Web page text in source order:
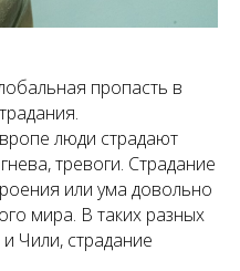
пропасть в
люди страдают
тревоги. Страдание
или ума довольно
мира. В таких разных
Чили, страдание